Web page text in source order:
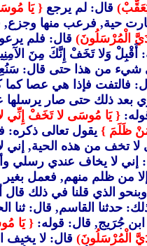
قال: لم يرجع { يَا
حية, فرعب منها وجزع,
الْمُرْسَلُونَ) قال: فلم
أَقْبِلْ وَلا تَخَفْ إِنَّكَ مِنَ
من هذا حتى قال:
فالتفت فإذا هي عصا
بعد ذلك حتى صار
{ يَا مُوسَى لا تَخَفْ إِنِّي
مَنْ ظَلَمَ } يقول تعالى ذكره:
تخف من هذه الحية, إني
إني لا يخاف عندي رسلي
إلا من ظلم منهم, فعمل بغير
الذي قلنا في ذلك قال
حدثنا القاسم, قال: ثنا
جُرَيج, قال: قوله: { يَا
الْمُرْسَلُونَ) قال: لا يخيف